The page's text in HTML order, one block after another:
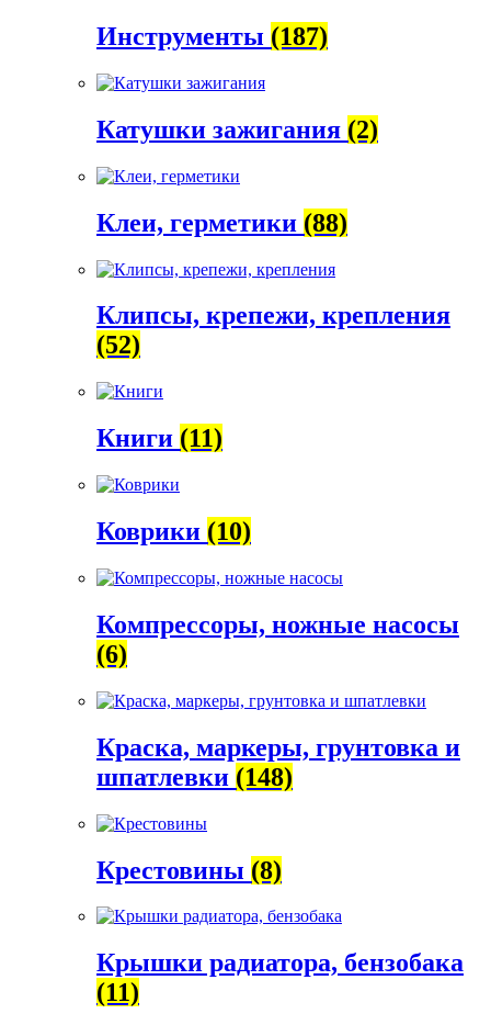
Инструменты (187)
Катушки зажигания (2)
Клеи, герметики (88)
Клипсы, крепежи, крепления
(52)
Книги (11)
Коврики (10)
Компрессоры, ножные насосы
(6)
Краска, маркеры, грунтовка и
шпатлевки (148)
Крестовины (8)
Крышки радиатора, бензобака
(11)